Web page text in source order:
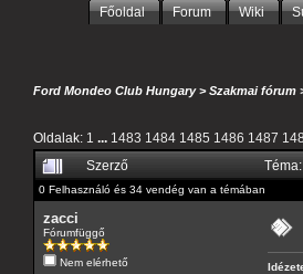
Főoldal Forum Wiki
Ford Mondeo Club Hungary>Szakmai fórum
Oldalak: 1 ... 1483 1484 1485 1486 1487
Szerző
0 Felhasználó és 34 vendég van a témában
zacci
Fórumfüggő
Nem elérhető